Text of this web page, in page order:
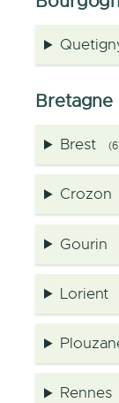
Bretagne
Brest
Crozon
Gourin
Lorient
Rennes